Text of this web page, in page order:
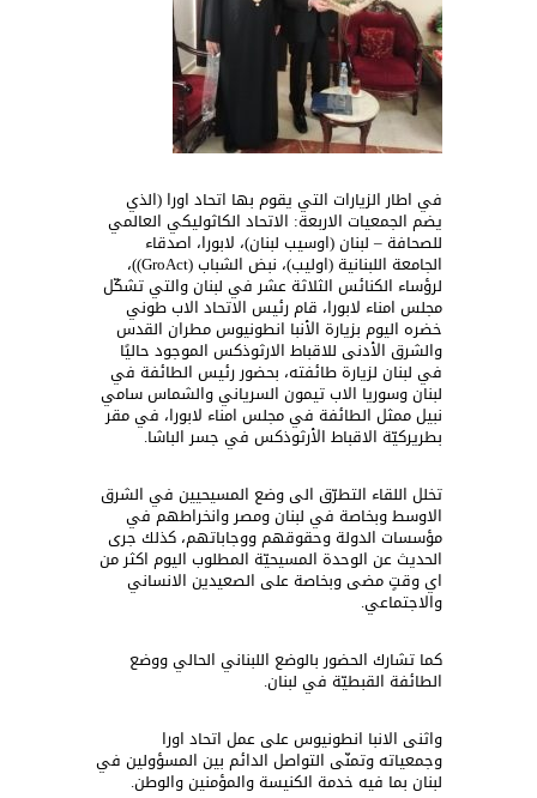
في اطار الزيارات التي يقوم بها اتحاد اورا (الذي
يضم الجمعيات الاربعة: الاتحاد الكاثوليكي العالمي
للصحافة – لبنان (اوسيب لبنان)، لابورا، اصدقاء
الجامعة اللبنانية (اوليب)، نبض الشباب (GroAct))،
لرؤساء الكنائس الثلاثة عشر في لبنان والتي تشكّل
مجلس امناء لابورا، قام رئيس الاتحاد الاب طوني
خضره اليوم بزيارة الأنبا انطونيوس مطران القدس
والشرق الأدنى للاقباط الارثوذكس الموجود حاليًا
في لبنان لزيارة طائفته، بحضور رئيس الطائفة في
لبنان وسوريا الاب تيمون السرياني والشماس سامي
نبيل ممثل الطائفة في مجلس امناء لابورا، في مقر
بطريركيّة الاقباط الأرثوذكس في جسر الباشا.
تخلل اللقاء التطرّق الى وضع المسيحيين في الشرق
الاوسط وبخاصة في لبنان ومصر وانخراطهم في
مؤسسات الدولة وحقوقهم ووجاباتهم، كذلك جرى
الحديث عن الوحدة المسيحيّة المطلوب اليوم اكثر من
اي وقتٍ مضى وبخاصة على الصعيدين الانساني
والاجتماعي.
كما تشارك الحضور بالوضع اللبناني الحالي ووضع
الطائفة القبطيّة في لبنان.
واثنى الانبا انطونيوس على عمل اتحاد اورا
وجمعياته وتمنّى التواصل الدائم بين المسؤولين في
لبنان بما فيه خدمة الكنيسة والمؤمنين والوطن.